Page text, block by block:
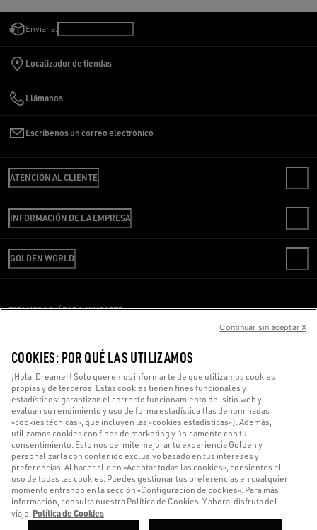
Enviar a:
Localizador de tiendas
Llámanos
Escríbenos un correo electrónico
ATENCIÓN AL CLIENTE
PREGUNTAS FRECUENTES
REVISA TU PEDIDO
ENVÍO
DEVOLUCIONES
GUÍA DE TALLAS
INFORMACIÓN DE LA EMPRESA
CÓDIGO ÉTICO
SOSTENIBILIDAD
OFICINA DE PRENSA
GOLDEN WORLD
COOKIES
CONFIGURACIÓN DE COOKIES
ESTAMOS AQUÍ PARA AYUDARTE
¿Estás usando un lector de pantalla y estás teniendo problemas?
Ponte en contacto con nosotros
Hecho con ❤ en Venecia.
Golden Goose S.p.A. ©2026 - Todos los derechos reservados.Más información
COOKIES: POR QUÉ LAS UTILIZAMOS
¡Hola, Dreamer! Solo queremos informarte de que utilizamos cookies
propias y de terceros. Estas cookies tienen fines funcionales y
estadísticos: garantizan el correcto funcionamiento del sitio web y
evalúan su rendimiento y uso de forma estadística (las denominadas
«cookies técnicas», que incluyen las «cookies estadísticas»). Además,
utilizamos cookies con fines de marketing y únicamente con tu
consentimiento. Esto nos permite mejorar tu experiencia Golden y
personalizarla con contenido exclusivo basado en tus intereses y
preferencias. Al hacer clic en «Aceptar todas las cookies», consientes el
uso de todas las cookies. Puedes gestionar tus preferencias en cualquier
momento entrando en la sección «Configuración de cookies». Para más
información, consulta nuestra Política de Cookies. Y ahora, disfruta del
viaje. Política de Cookies
Continuar sin aceptar X